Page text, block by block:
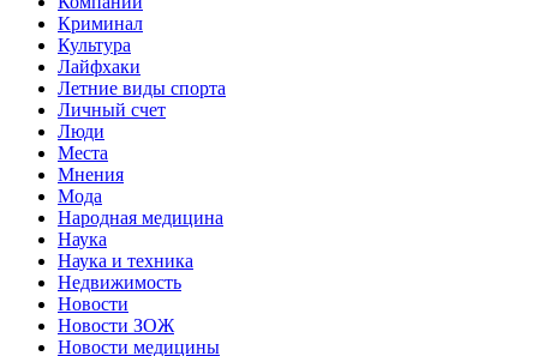
Криминал
Культура
Лайфхаки
Летние виды спорта
Личный счет
Люди
Места
Мнения
Мода
Народная медицина
Наука
Наука и техника
Недвижимость
Новости
Новости ЗОЖ
Новости медицины